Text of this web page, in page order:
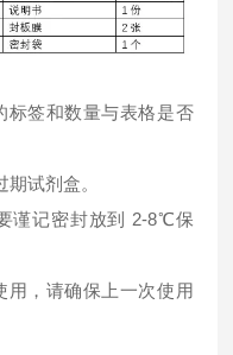
标签和数量与表格是否
试剂盒。
谨记密封放到 2-8℃保
用，请确保上一次使用